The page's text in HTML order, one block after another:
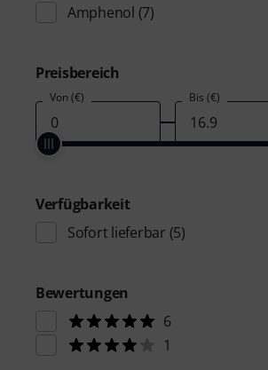
Amphenol (7)
Preisbereich
Von (€) Bis (€)
Verfügbarkeit
Sofort lieferbar (5)
Bewertungen
6
1